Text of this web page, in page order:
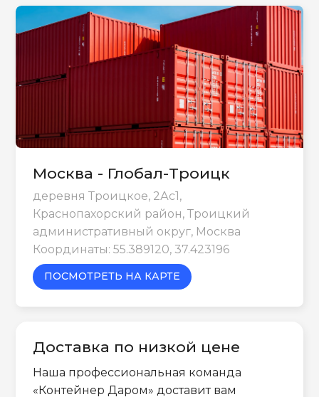
Москва - Глобал-Троицк
деревня Троицкое, 2Ас1,
Краснопахорский район, Троицкий
административный округ, Москва
Координаты: 55.389120, 37.423196
ПОСМОТРЕТЬ НА КАРТЕ
Доставка по низкой цене
Наша профессиональная команда
«Контейнер Даром» доставит вам